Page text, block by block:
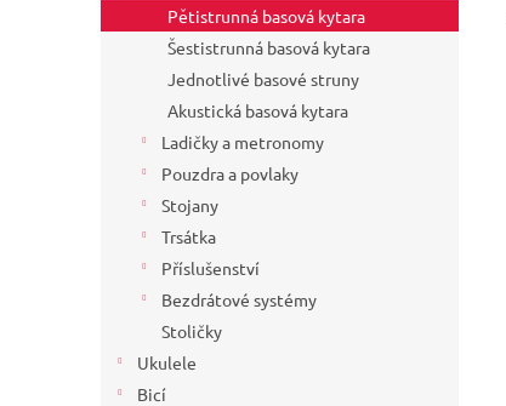
Pětistrunná basová kytara
Šestistrunná basová kytara
Jednotlivé basové struny
Akustická basová kytara
Ladičky a metronomy
Pouzdra a povlaky
Stojany
Trsátka
Příslušenství
Bezdrátové systémy
Stoličky
Ukulele
Bicí